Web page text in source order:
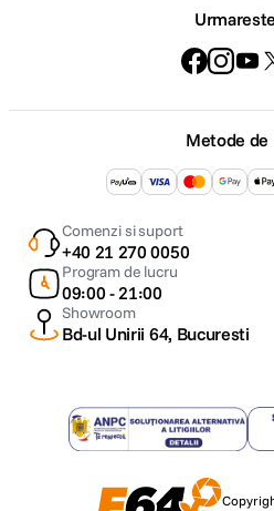
Metode de
Comenzi si suport
+40 21 270 0050
Program de lucru
09:00 - 21:00
Showroom
Bd-ul Unirii 64, Bucuresti